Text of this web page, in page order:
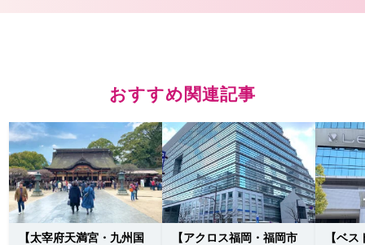
おすすめ関連記事
【太宰府天満宮・九州国
【アクロス福岡・福岡市
【ベ